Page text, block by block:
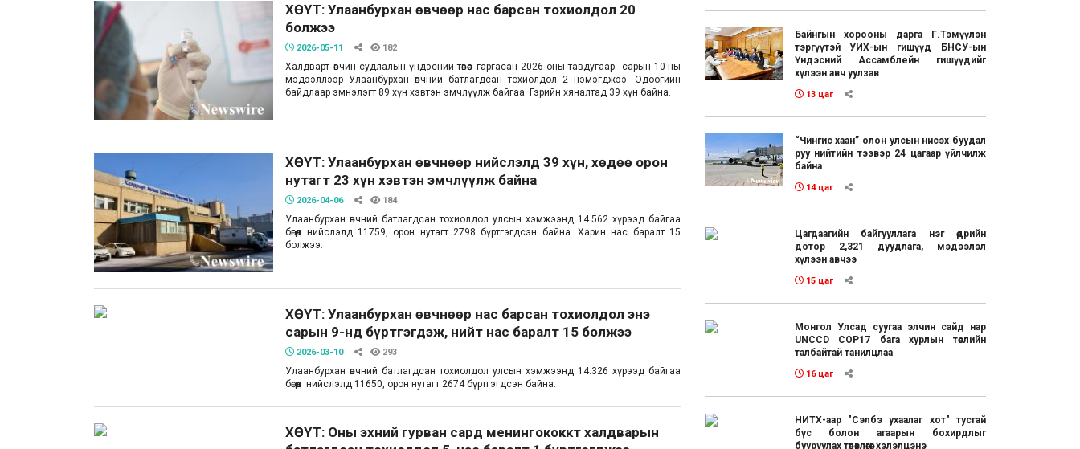
ХӨСҮТ: Улаанбурхан өвчөөр нас барсан тохиолдол 20
болжээ
2026-05-11 182
Халдварт өвчин судлалын үндэсний төвөөс гаргасан 2026 оны тавдугаар сарын 10-ны
мэдээллээр Улаанбурхан өвчний батлагдсан тохиолдол 2 нэмэгджээ. Одоогийн
байдлаар эмнэлэгт 89 хүн хэвтэн эмчлүүлж байгаа. Гэрийн хяналтад 39 хүн байна.
ХӨСҮТ: Улаанбурхан өвчнөөр нийслэлд 39 хүн, хөдөө орон
нутагт 23 хүн хэвтэн эмчлүүлж байна
2026-04-06 184
Улаанбурхан өвчний батлагдсан тохиолдол улсын хэмжээнд 14.562 хүрээд байгаа
бөгөөд нийслэлд 11759, орон нутагт 2798 бүртгэгдсэн байна. Харин нас баралт 15
болжээ.
ХӨСҮТ: Улаанбурхан өвчнөөр нас барсан тохиолдол энэ
сарын 9-нд бүртгэгдэж, нийт нас баралт 15 болжээ
2026-03-10 293
Улаанбурхан өвчний батлагдсан тохиолдол улсын хэмжээнд 14.326 хүрээд байгаа
бөгөөд нийслэлд 11650, орон нутагт 2674 бүртгэгдсэн байна.
ХӨСҮТ: Оны эхний гурван сард менингококкт халдварын
Байнгын хорооны дарга Г.Тэмүүлэн
тэргүүтэй УИХ-ын гишүүд БНСУ-ын
Үндэсний Ассамблейн гишүүдийг
хүлээн авч уулзав
13 цаг
“Чингис хаан” олон улсын нисэх буудал
руу нийтийн тээвэр 24 цагаар үйлчилж
байна
14 цаг
Цагдаагийн байгууллага нэг өдрийн
дотор 2,321 дуудлага, мэдээлэл
хүлээн авчээ
15 цаг
Монгол Улсад суугаа элчин сайд нар
UNCCD COP17 бага хурлын төслийн
талбайтай танилцлаа
16 цаг
НИТХ-аар "Сэлбэ ухаалаг хот" тусгай
бүс болон агаарын бохирдлыг
бууруулах төлөвлөгөөг хэлэлцэнэ